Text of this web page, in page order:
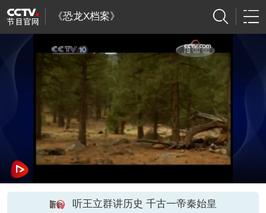
《恐龙X档案》
听王立群讲历史 千古一帝秦始皇